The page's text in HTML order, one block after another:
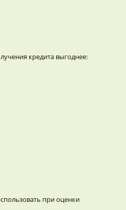
кредита выгоднее:
при оценки